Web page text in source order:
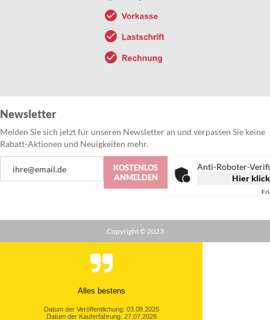
Newsletter
Melden Sie sich jetzt für unseren Newsletter an und verpassen Sie keine
Rabatt-Aktionen und Neuigkeiten mehr.
zum
KOSTENLOS
ANMELDEN
Anti-Roboter-
Hier
Copyright © 2023
Alles bestens
Datum der Veröffentlichung: 03.08.2026
Datum der Kauferfahrung: 27.07.2026